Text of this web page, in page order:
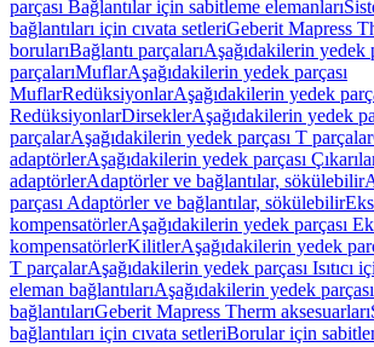
parçası Bağlantılar için sabitleme elemanları
bağlantıları için cıvata setleriGeberit Mapress
borularıBağlantı parçalarıAşağıdakilerin yedek
parçalarıMuflarAşağıdakilerin yedek parçası
MuflarRedüksiyonlarAşağıdakilerin yedek
RedüksiyonlarDirseklerAşağıdakilerin yedek
parçalarAşağıdakilerin yedek parçası T parçalar
adaptörlerAşağıdakilerin yedek parçası
adaptörlerAdaptörler ve bağlantılar, sökülebilir
parçası Adaptörler ve bağlantılar, sökülebilir
kompensatörlerAşağıdakilerin yedek parçası
kompensatörlerKilitlerAşağıdakilerin yedek
T parçalarAşağıdakilerin yedek parçası Isıtıcı
eleman bağlantılarıAşağıdakilerin yedek parçası
bağlantılarıGeberit Mapress Therm aksesuarları
bağlantıları için cıvata setleriBorular için